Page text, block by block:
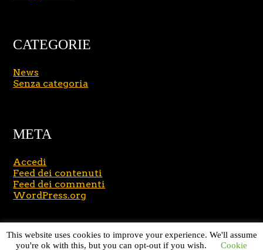
CATEGORIE
News
Senza categoria
META
Accedi
Feed dei contenuti
Feed dei commenti
WordPress.org
Copyright © 2026 Massimo Brusasco
. All Rights
Reserved.Journal Lite by Slocum Studio
This website uses cookies to improve your experience. We'll assume
you're ok with this, but you can opt-out if you wish.
Cookie